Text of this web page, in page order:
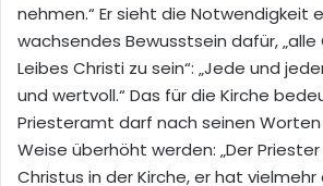
nehmen.“ Er sieht die Notwendigkeit
wachsendes Bewusstsein dafür,
Leibes Christi zu sein“: „Jede und
und wertvoll.“ Das für die Kirche
Priesteramt darf nach seinen
Weise überhöht werden: „Der
Christus in der Kirche, er hat vielmehr